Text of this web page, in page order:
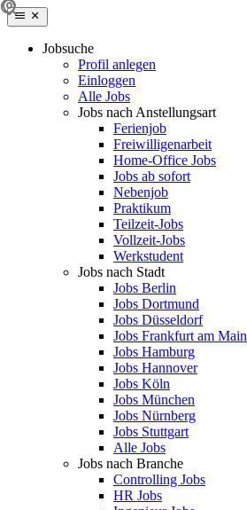
Jobsuche
Profil anlegen
Einloggen
Alle Jobs
Jobs nach Anstellungsart
Ferienjob
Freiwilligenarbeit
Home-Office Jobs
Jobs ab sofort
Nebenjob
Praktikum
Teilzeit-Jobs
Vollzeit-Jobs
Werkstudent
Jobs nach Stadt
Jobs Berlin
Jobs Dortmund
Jobs Düsseldorf
Jobs Frankfurt am Main
Jobs Hamburg
Jobs Hannover
Jobs Köln
Jobs München
Jobs Nürnberg
Jobs Stuttgart
Alle Jobs
Jobs nach Branche
Controlling Jobs
HR Jobs